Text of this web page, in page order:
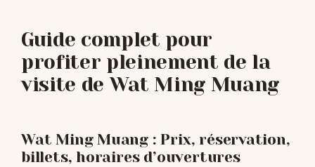
Guide complet pour
profiter pleinement de la
visite de Wat Ming Muang
Wat Ming Muang : Prix, réservation,
billets, horaires d’ouvertures